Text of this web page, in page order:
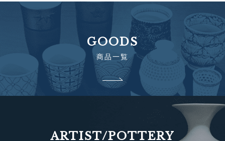
GOODS
商品一覧
ARTIST/POTTERY